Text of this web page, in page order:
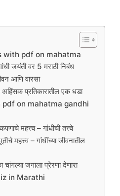
with pdf on mahatma
जयंती वर 5 मराठी निबंध
आणि वारसा
अहिंसक प्रतिकारातील एक धडा
on mahatma gandhi
महत्त्व – गांधीची तत्त्वे
महत्त्व – गांधींच्या जीवनातील
चांगल्या जगाला प्रेरणा देणारा
in Marathi